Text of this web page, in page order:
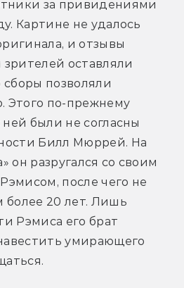
за привидениями
Картине не удалось
и отзывы
оставляли
позволяли
Этого по-прежнему
ней были не согласны
Билл Мюррей. На
он разругался со своим
после чего не
более 20 лет. Лишь
Рэмиса его брат
умирающего